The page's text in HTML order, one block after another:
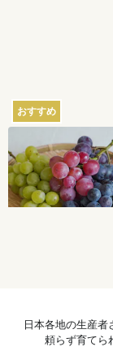
おすすめ
【産地直送】葡萄
ふくじろうのふぞ
い濃厚ぶどう
送料込
日本各地の生産者
頼らず育てら